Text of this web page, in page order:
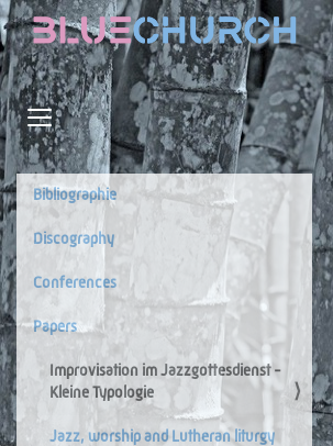
NavigationToggle navigation
Navigation
Bibliographie
Discography
Conferences
Papers
Improvisation im Jazzgottesdienst -
Kleine Typologie
Jazz, worship and Lutheran liturgy